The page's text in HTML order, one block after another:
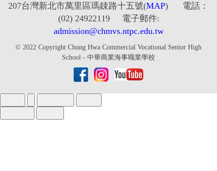
207台灣新北市萬里區瑪鋉路十五號(MAP) 電話：
(02) 24922119 電子郵件:
admission@chmvs.ntpc.edu.tw
© 2022 Copyright Chung Hwa Commercial Vocational Senior High
School - 中華商業海事職業學校